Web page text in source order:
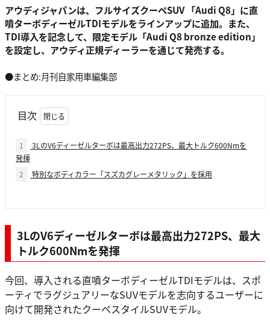
アウディジャパンは、フルサイズクーペSUV 「Audi Q8」に直
噴ターボディーゼルTDIモデルをラインアップに追加。また、
TDI導入を記念して、限定モデル「Audi Q8 bronze edition」
を設定し、アウディ正規ディーラーを通じて発売する。
●まとめ:月刊自家用車編集部
目次
1
3LのV6ディーゼルターボは最高出力272PS、最大トルク600Nmを
発揮
2
特別なボディカラー「スズカグレーメタリック」を採用
3LのV6ディーゼルターボは最高出力272PS、最大
トルク600Nmを発揮
今回、導入される直噴ターボディーゼルTDIモデルは、スポ
ーティでラグジュアリーなSUVモデルを志向するユーザーに
向けて開発されたクーペスタイルSUVモデル。